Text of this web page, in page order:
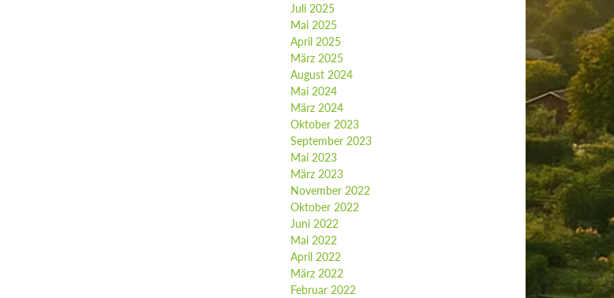
Juli 2025
Mai 2025
April 2025
März 2025
August 2024
Mai 2024
März 2024
Oktober 2023
September 2023
Mai 2023
März 2023
November 2022
Oktober 2022
Juni 2022
Mai 2022
April 2022
März 2022
Februar 2022